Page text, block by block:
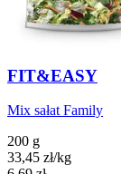
FIT&EASY
Mix sałat Family
200 g
33,45 zł/kg